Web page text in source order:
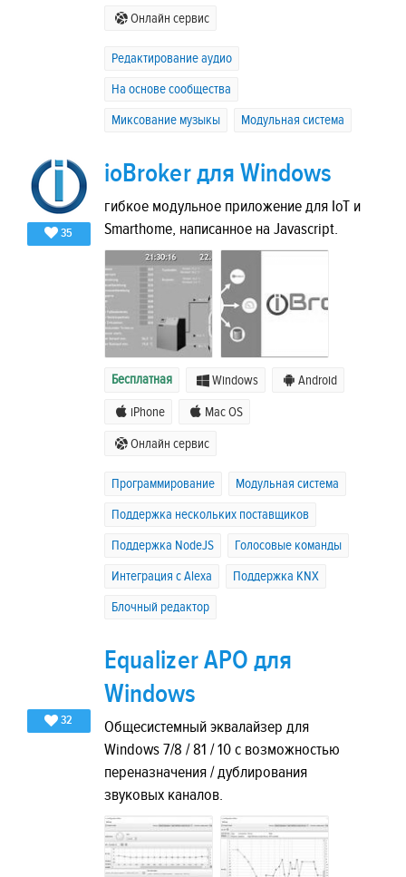
Онлайн сервис
Редактирование аудио
На основе сообщества
Миксование музыкы
Модульная система
35
ioBroker для Windows
гибкое модульное приложение для IoT и
Smarthome, написанное на Javascript.
Бесплатная Windows Android
iPhone Mac OS
Онлайн сервис
Программирование
Модульная система
Поддержка нескольких поставщиков
Поддержка NodeJS
Голосовые команды
Интеграция с Alexa
Поддержка KNX
Блочный редактор
32
Equalizer APO для
Windows
Общесистемный эквалайзер для
Windows 7/8 / 81 / 10 с возможностью
переназначения / дублирования
звуковых каналов.